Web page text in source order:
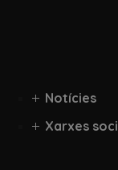
Notícies
Xarxes